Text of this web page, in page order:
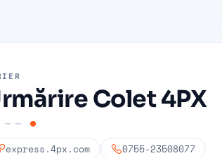
Colet 4PX
express.4px.com 0755-23508077